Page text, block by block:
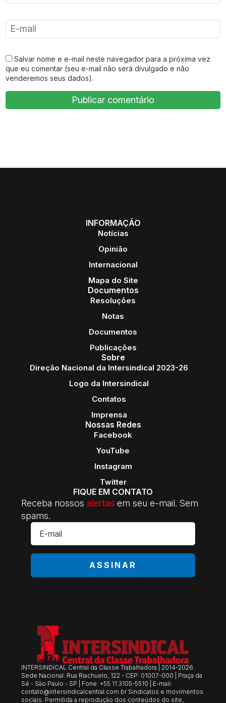
Salvar nome e e-mail neste navegador para a próxima vez
que eu comentar (seu e-mail não será divulgado e não
venderemos seus dados).
INFORMAÇÃO
Notícias
Opinião
Internacional
Mapa do Site
Documentos
Resoluções
Notas
Documentos
Publicações
Sobre
Direção Nacional da Intersindical 2023-26
Logo da Intersindical
Contatos
Imprensa
Nossas Redes
Facebook
YouTube
Instagram
Twitter
FIQUE EM CONTATO
Receba nossos alertas em seu e-mail. Sem
spams.
E-
mail
ASSINAR
INTERSINDICAL Central da Classe Trabalhadora | 2014-2026.
Sede Nacional: Rua Riachuelo, 122 - CEP: 01007-000 | Praça da
Sé - São Paulo - SP | Fone: +55 11 3105-5510 | E-mail:
contato@intersindicalcentral.com.br Sindicatos e movimentos
sociais. Permitida a reprodução dos conteúdos do site,